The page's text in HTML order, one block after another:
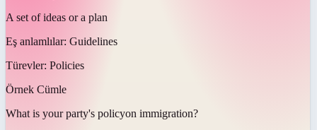
A set of ideas or a plan
Eş anlamlılar: Guidelines
Türevler: Policies
Örnek Cümle
What is your party's policyon immigration?